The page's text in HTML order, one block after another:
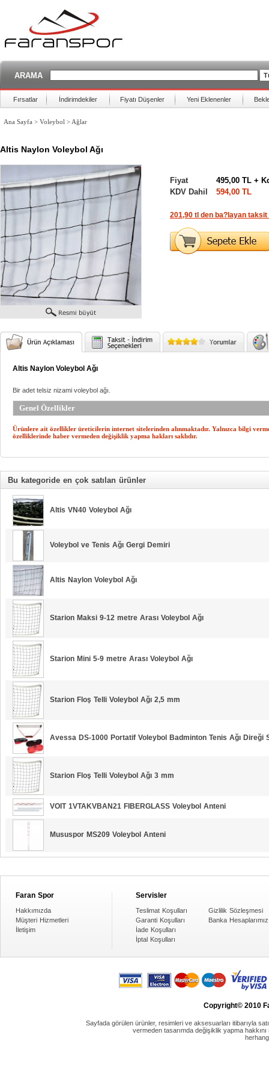
ARAMA
Fırsatlar İndirimdekiler Fiyatı Düşenler Yeni Eklenenler
Ana Sayfa > Voleybol > Ağlar
Altis Naylon Voleybol Ağı
Fiyat
495,00 TL +
KDV Dahil
594,00 TL
201,90 tl den ba?layan
Altis Naylon Voleybol Ağı
Bir adet telsiz nizami voleybol ağı.
Genel Özellikler
Ürünlere ait özellikler üreticilerin internet sitelerinden alınmaktadır. Yalnızca bilgi
özelliklerinde haber vermeden değişiklik yapma hakları saklıdır.
Bu kategoride en çok satılan ürünler
Altis VN40 Voleybol Ağı
Voleybol ve Tenis Ağı Gergi Demiri
Altis Naylon Voleybol Ağı
Starion Maksi 9-12 metre Arası Voleybol Ağı
Starion Mini 5-9 metre Arası Voleybol Ağı
Starion Floş Telli Voleybol Ağı 2,5 mm
Avessa DS-1000 Portatif Voleybol Badminton Tenis Ağı Direği
Starion Floş Telli Voleybol Ağı 3 mm
VOIT 1VTAKVBAN21 FIBERGLASS Voleybol Anteni
Mususpor MS209 Voleybol Anteni
Faran Spor
Hakkımızda
Müşteri Hizmetleri
İletişim
Servisler
Teslimat Koşulları
Gizlilik Sözleşmesi
Garanti Koşulları
Banka Hesaplarımız
İade Koşulları
İptal Koşulları
Copyright© 2010
Sayfada görülen ürünler, resimleri ve aksesuarları itibarıyla
vermeden tasarımda değişiklik yapma